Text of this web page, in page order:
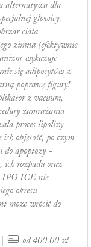
alternatywa dla
głowicy,
ciała
zimna (efektywnie
wykazuje
się adipocytów z
poprawę figury!
z vacuum,
zamrażania
proces lipolizy.
objętość, po czym
do apoptozy -
ich rozpadu oraz
ICE nie
okresu
może wrócić do
od 400.00 zł